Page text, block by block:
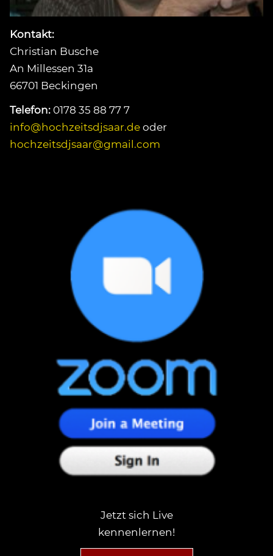
Kontakt:
Christian Busche
An Millessen 31a
66701 Beckingen
Telefon: 0178 35 88 77 7
info@hochzeitsdjsaar.de oder
hochzeitsdjsaar@gmail.com
Jetzt sich Live
kennenlernen!